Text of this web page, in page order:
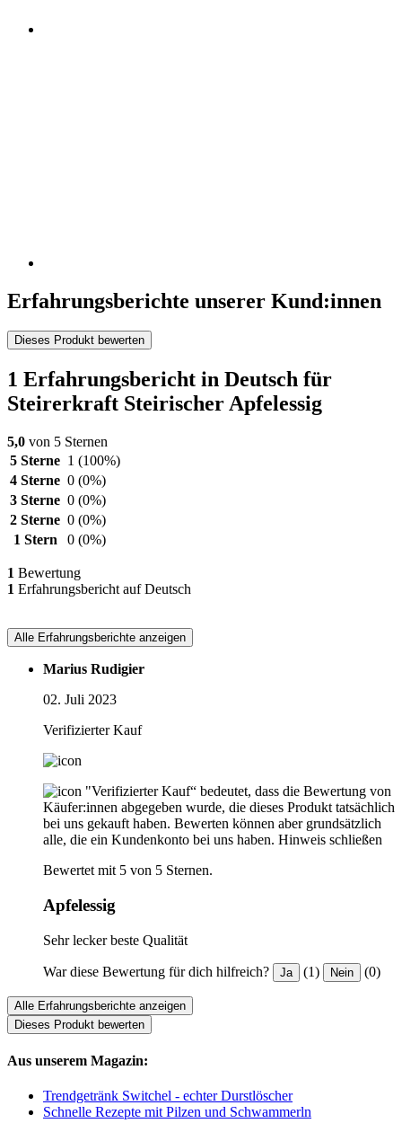
Erfahrungsberichte unserer Kund:innen
Dieses Produkt bewerten
1 Erfahrungsbericht in Deutsch für
Steirerkraft Steirischer Apfelessig
5,0 von 5 Sternen
5 Sterne 1 (100%)
4 Sterne 0 (0%)
3 Sterne 0 (0%)
2 Sterne 0 (0%)
1 Stern
0 (0%)
1 Bewertung
1 Erfahrungsbericht auf Deutsch
Alle Erfahrungsberichte anzeigen
Marius Rudigier
02. Juli 2023
Verifizierter Kauf
"Verifizierter Kauf“ bedeutet, dass die Bewertung von
Käufer:innen abgegeben wurde, die dieses Produkt tatsächlich
bei uns gekauft haben. Bewerten können aber grundsätzlich
alle, die ein Kundenkonto bei uns haben. Hinweis schließen
Bewertet mit 5 von 5 Sternen.
Apfelessig
Sehr lecker beste Qualität
War diese Bewertung für dich hilfreich? Ja (1) Nein (0)
Alle Erfahrungsberichte anzeigen
Dieses Produkt bewerten
Aus unserem Magazin:
Trendgetränk Switchel - echter Durstlöscher
Schnelle Rezepte mit Pilzen und Schwammerln